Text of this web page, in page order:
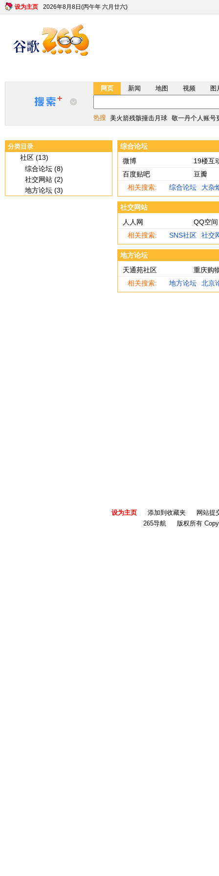
设为主页 2026年8月8日(丙午年 六月廿六)
网页 新闻 地图 视频 图
热搜 美火箭残骸撞击月球 敬一丹个人账号
美火箭残骸撞击月球
综合论坛
微博
19楼互
百度贴吧
豆瓣
相关搜索:
综合论坛 大杂
社交网站
人人网
QQ空间
相关搜索:
SNS社区 社交
地方论坛
天通苑社区
重庆购
相关搜索:
地方论坛 北京
分类目录
社区 (13)
综合论坛 (8)
社交网站 (2)
地方论坛 (3)
设为主页 添加到收藏夹
网站提
265导航
版权所有